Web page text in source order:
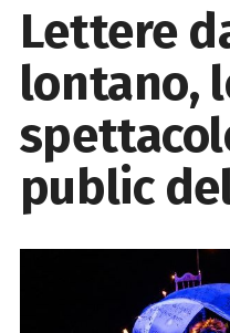
Lettere
lontano,
public